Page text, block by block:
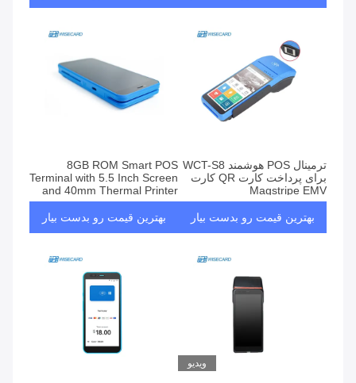
ترمینال POS هوشمند WCT-S8
برای پرداخت کارت QR کارت
Magstripe EMV
بهترین قیمت رو بدست بیار
8GB ROM Smart POS
Terminal with 5.5 Inch Screen
and 40mm Thermal Printer
for Efficient Transactions
بهترین قیمت رو بدست بیار
ویدیو